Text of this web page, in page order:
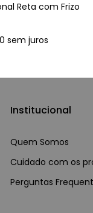
Reta com Frizo
sem juros
Institucional
Quem Somos
Cuidado com os
Perguntas